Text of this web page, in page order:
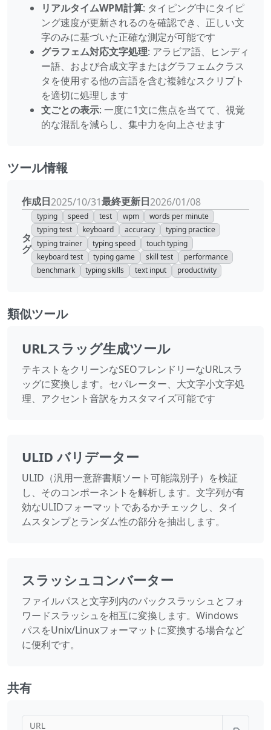
リアルタイムWPM計算: タイピング中にタイピ
ング速度が更新されるのを確認でき、正しい文
字のみに基づいた正確な測定が可能です
グラフェム対応文字処理: アラビア語、ヒンディ
ー語、および合成文字またはグラフェムクラス
タを使用する他の言語を含む複雑なスクリプト
を適切に処理します
文ごとの表示: 一度に1文に焦点を当てて、視覚
的な混乱を減らし、集中力を向上させます
ツール情報
作成日2025/10/31最終更新日2026/01/08
タ
グ
typing speed test wpm
words per minute
typing test
keyboard accuracy
typing practice
typing trainer
typing speed
touch typing
keyboard test
typing game skill test
performance
benchmark
typing skills text input productivity
類似ツール
URLスラッグ生成ツール
テキストをクリーンなSEOフレンドリーなURLスラ
ッグに変換します。セパレーター、大文字小文字処
理、アクセント音訳をカスタマイズ可能です
ULID バリデーター
ULID（汎用一意辞書順ソート可能識別子）を検証
し、そのコンポーネントを解析します。文字列が有
効なULIDフォーマットであるかチェックし、タイ
ムスタンプとランダム性の部分を抽出します。
スラッシュコンバーター
ファイルパスと文字列内のバックスラッシュとフォ
ワードスラッシュを相互に変換します。Windows
パスをUnix/Linuxフォーマットに変換する場合など
に便利です。
共有
URL